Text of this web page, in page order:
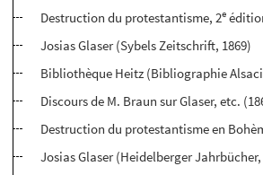
Destruction du protestantisme, 2e
Josias Glaser (Sybels Zeitschrift, 1869)
Bibliothèque Heitz (Bibliographie
Discours de M. Braun sur Glaser, etc.
Destruction du protestantisme en
Josias Glaser (Heidelberger Jahrbücher,